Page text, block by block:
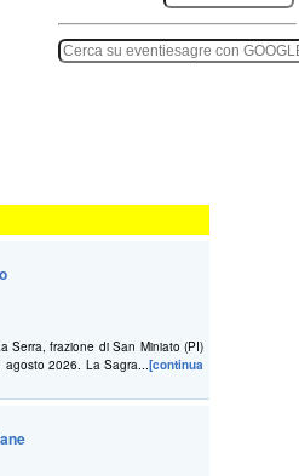
Serra, frazione di San Miniato (PI)
2026. La Sagra...[continua